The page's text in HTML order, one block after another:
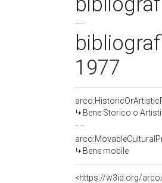
1977
Bene Storico o
Bene mobile
<https://w3id.org/